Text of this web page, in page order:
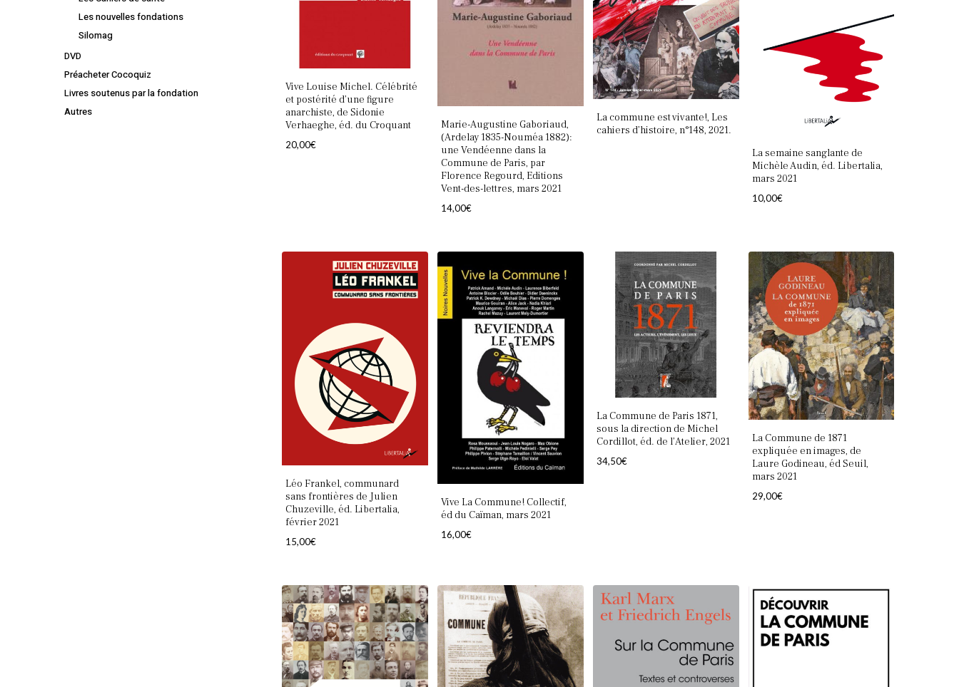
Les nouvelles fondations
Silomag
DVD
Préacheter Cocoquiz
Livres soutenus par la fondation
Autres
Vive Louise Michel. Célébrité
et ­postérité d’une ­figure
anarchiste, de Sidonie
Verhaeghe, éd. du Croquant
20,00€
Marie-Augustine Gaboriaud,
(Ardelay 1835-Nouméa 1882):
une Vendéenne dans la
Commune de Paris, par
Florence Regourd, Editions
Vent-des-lettres, mars 2021
14,00€
La commune est vivante!, Les
cahiers d’histoire, n°148, 2021.
La semaine sanglante de
Michèle Audin, éd. Libertalia,
mars 2021
10,00€
Léo Frankel, communard
sans frontières de Julien
Chuzeville, éd. Libertalia,
février 2021
15,00€
Vive La Commune! Collectif,
éd du Caïman, mars 2021
16,00€
La Commune de Paris 1871,
sous la direction de Michel
Cordillot, éd. de l’Atelier, 2021
34,50€
La Commune de 1871
expliquée en images, de
Laure Godineau, éd Seuil,
mars 2021
29,00€